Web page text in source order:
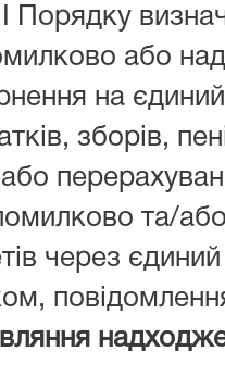
I Порядку
або
на єдиний
зборів,
та/
через